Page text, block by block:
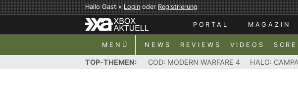
Hallo Gast »LoginoderRegistrierung
PORTAL MAGAZIN
MENÜ NEWS REVIEWS VIDEOS
TOP-THEMEN: COD: MODERN WARFARE 4 HALO: